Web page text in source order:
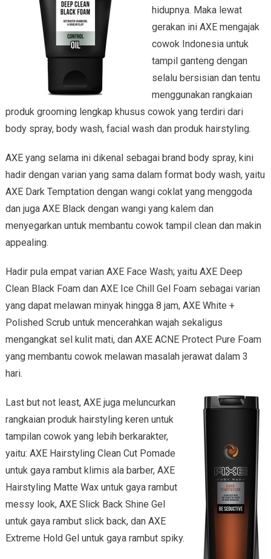
hidupnya. Maka lewat
gerakan ini AXE mengajak
cowok Indonesia untuk
tampil ganteng dengan
selalu bersisian dan tentu
menggunakan rangkaian
produk grooming lengkap khusus cowok yang terdiri dari
body spray, body wash, facial wash dan produk hairstyling.
AXE yang selama ini dikenal sebagai brand body spray, kini
hadir dengan varian yang sama dalam format body wash, yaitu
AXE Dark Temptation dengan wangi coklat yang menggoda
dan juga AXE Black dengan wangi yang kalem dan
menyegarkan untuk membantu cowok tampil clean dan makin
appealing.
Hadir pula empat varian AXE Face Wash; yaitu AXE Deep
Clean Black Foam dan AXE Ice Chill Gel Foam sebagai varian
yang dapat melawan minyak hingga 8 jam, AXE White +
Polished Scrub untuk mencerahkan wajah sekaligus
mengangkat sel kulit mati, dan AXE ACNE Protect Pure Foam
yang membantu cowok melawan masalah jerawat dalam 3
hari.
Last but not least, AXE juga meluncurkan
rangkaian produk hairstyling keren untuk
tampilan cowok yang lebih berkarakter,
yaitu: AXE Hairstyling Clean Cut Pomade
untuk gaya rambut klimis ala barber, AXE
Hairstyling Matte Wax untuk gaya rambut
messy look, AXE Slick Back Shine Gel
untuk gaya rambut slick back, dan AXE
Extreme Hold Gel untuk gaya rambut spiky.